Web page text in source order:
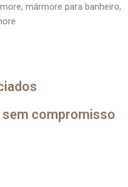
mármore para banheiro,
compromisso